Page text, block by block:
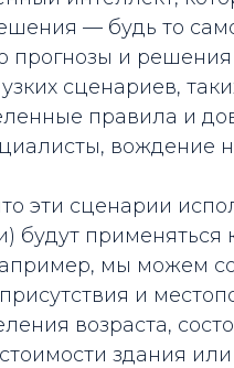
— будь то
прогнозы и
сценариев,
правила и
вождение
эти сценарии
будут
мы можем
и
возраста,
здания или